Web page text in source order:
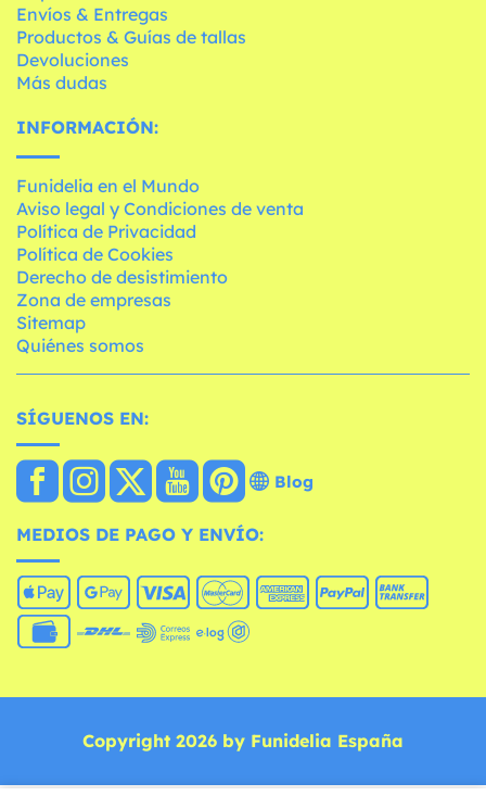
Envíos & Entregas
Productos & Guías de tallas
Devoluciones
Más dudas
INFORMACIÓN:
Funidelia en el Mundo
Aviso legal y Condiciones de venta
Política de Privacidad
Política de Cookies
Derecho de desistimiento
Zona de empresas
Sitemap
Quiénes somos
SÍGUENOS EN:
Blog
MEDIOS DE PAGO Y ENVÍO:
Copyright 2026 by Funidelia España